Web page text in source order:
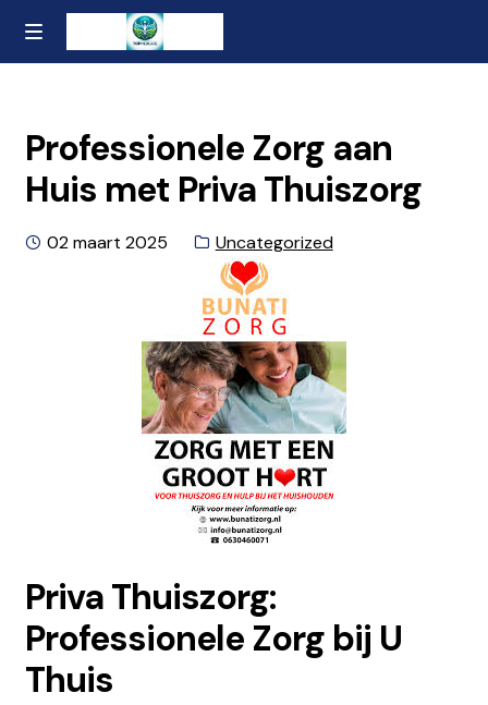
Ga
naar
Naar
de
MENU
Contact
Over ons
Privacybeleid en Algemene Voorwaarden
Professionele Zorg aan
Huis met Priva Thuiszorg
Geplaatst
02 maart 2025 Categorie:
Uncategorized
Priva Thuiszorg:
Professionele Zorg bij U
Thuis